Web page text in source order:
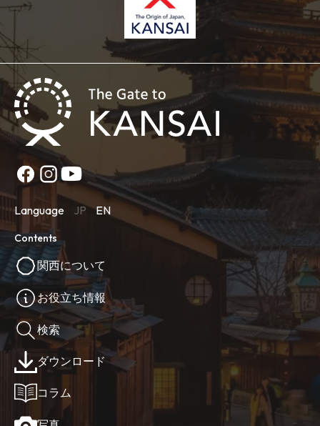
Language JP EN
Contents
関西について
お役立ち情報
検索
ダウンロード
コラム